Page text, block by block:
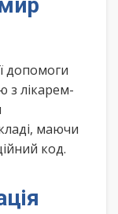
допомоги
з лікарем-
маючи
код.